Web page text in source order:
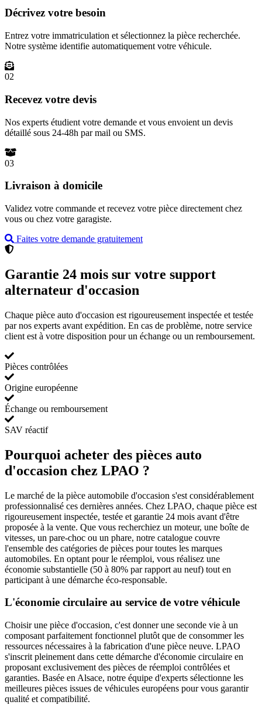
Décrivez votre besoin
Entrez votre immatriculation et sélectionnez la pièce recherchée.
Notre système identifie automatiquement votre véhicule.
02
Recevez votre devis
Nos experts étudient votre demande et vous envoient un devis
détaillé sous 24-48h par mail ou SMS.
03
Livraison à domicile
Validez votre commande et recevez votre pièce directement chez
vous ou chez votre garagiste.
Faites votre demande gratuitement
Garantie 24 mois sur votre support
alternateur d'occasion
Chaque pièce auto d'occasion est rigoureusement inspectée et testée
par nos experts avant expédition. En cas de problème, notre service
client est à votre disposition pour un échange ou un remboursement.
Pièces contrôlées
Origine européenne
Échange ou remboursement
SAV réactif
Pourquoi acheter des pièces auto
d'occasion chez LPAO ?
Le marché de la pièce automobile d'occasion s'est considérablement
professionnalisé ces dernières années. Chez LPAO, chaque pièce est
rigoureusement inspectée, testée et garantie 24 mois avant d'être
proposée à la vente. Que vous recherchiez un moteur, une boîte de
vitesses, un pare-choc ou un phare, notre catalogue couvre
l'ensemble des catégories de pièces pour toutes les marques
automobiles. En optant pour le réemploi, vous réalisez une
économie substantielle (50 à 80% par rapport au neuf) tout en
participant à une démarche éco-responsable.
L'économie circulaire au service de votre véhicule
Choisir une pièce d'occasion, c'est donner une seconde vie à un
composant parfaitement fonctionnel plutôt que de consommer les
ressources nécessaires à la fabrication d'une pièce neuve. LPAO
s'inscrit pleinement dans cette démarche d'économie circulaire en
proposant exclusivement des pièces de réemploi contrôlées et
garanties. Basée en Alsace, notre équipe d'experts sélectionne les
meilleures pièces issues de véhicules européens pour vous garantir
qualité et compatibilité.